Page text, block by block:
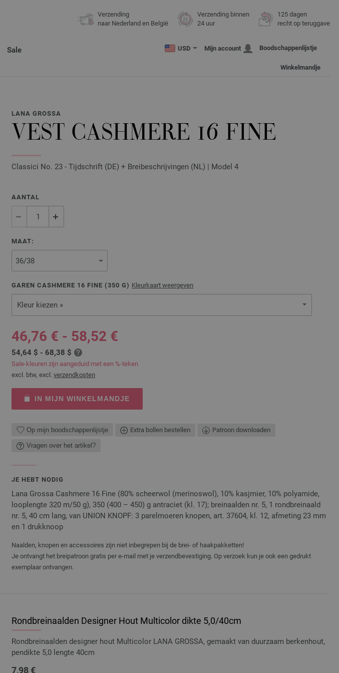
Verzending
naar Nederland en België
Verzending binnen
24 uur
125 dagen
recht op teruggave
Sale USD Mijn account Boodschappenlijstje
Winkelmandje
LANA GROSSA
VEST CASHMERE 16 FINE
Classici No. 23 - Tijdschrift (DE) + Breibeschrijvingen (NL) | Model 4
AANTAL
MAAT:
GAREN CASHMERE 16 FINE (350 G) Kleurkaart weergeven
Kleur kiezen »
46,76 € - 58,52 €
54,64 $ - 68,38 $
Sale-kleuren zijn aangeduid met een %-teken
excl. btw, excl. verzendkosten
IN MIJN WINKELMANDJE
Op mijn boodschappenlijstje Extra bollen bestellen Patroon downloaden
Vragen over het artikel?
JE HEBT NODIG
Lana Grossa Cashmere 16 Fine (80% scheerwol (merinoswol), 10% kasjmier, 10% polyamide,
looplengte 320 m/50 g), 350 (400 – 450) g antraciet (kl. 17); breinaalden nr. 5, 1 rondbreinaald
nr. 5, 40 cm lang, van UNION KNOPF: 3 parelmoeren knopen, art. 37604, kl. 12, afmeting 23 mm
en 1 drukknoop
Naalden, knopen en accessoires zijn niet inbegrepen bij de brei- of haakpakketten!
Je ontvangt het breipatroon gratis per e-mail met je verzendbevestiging. Op verzoek kun je ook een gedrukt
exemplaar ontvangen.
Rondbreinaalden Designer Hout Multicolor dikte 5,0/40cm
Rondbreinaalden designer hout Multicolor LANA GROSSA, gemaakt van duurzaam berkenhout,
pendikte 5,0 lengte 40cm
7,98 €